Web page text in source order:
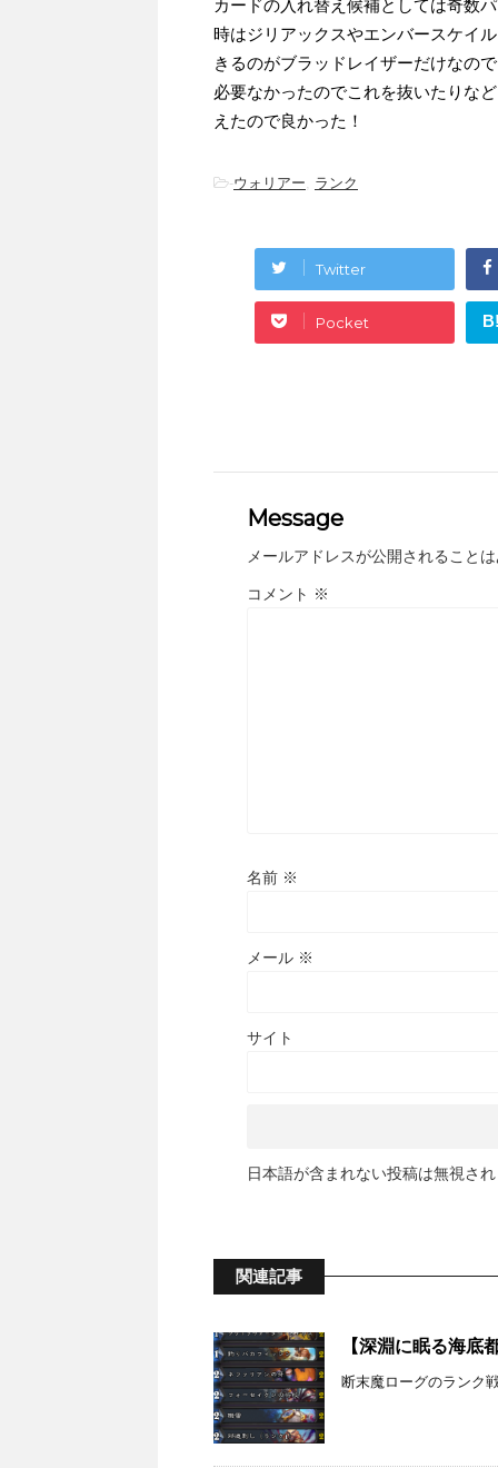
カードの入れ替え候補としては奇数
時はジリアックスやエンバースケイ
きるのがブラッドレイザーだけなの
必要なかったのでこれを抜いたりな
えたので良かった！
-ウォリアー, ランク
Twitter
Pocket
Message
メールアドレスが公開されること
コメント ※
名前 ※
メール ※
サイト
日本語が含まれない投稿は無視さ
関連記事
【深淵に眠る海底
断末魔ローグのランク